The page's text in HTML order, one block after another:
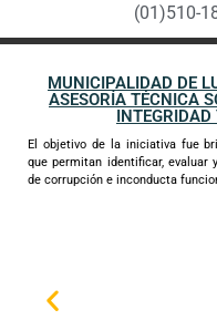
(01)510-
MUNICIPALIDAD DE
ASESORÍA TÉCNICA
El objetivo de la iniciativa fue
que permitan identificar,
de corrupción e inconducta